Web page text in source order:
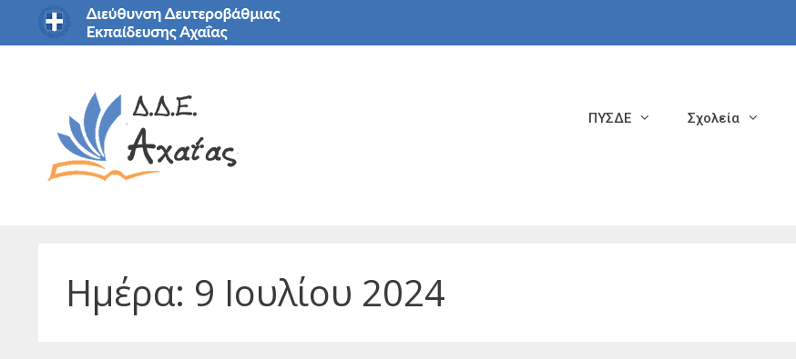
Μετάβαση
ΠΥΣΔΕ Σχολεία
Ημέρα: 9 Ιουλίου 2024